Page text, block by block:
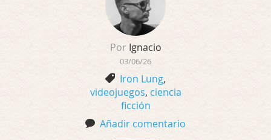
PorIgnacio
03/06/26
Iron Lung,
videojuegos, ciencia
ficción
Añadir comentario